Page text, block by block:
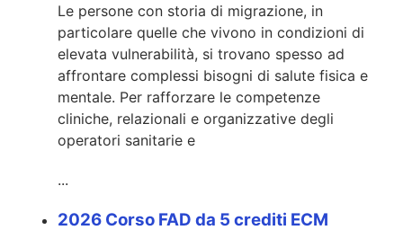
Le persone con storia di migrazione, in
particolare quelle che vivono in condizioni di
elevata vulnerabilità, si trovano spesso ad
affrontare complessi bisogni di salute fisica e
mentale. Per rafforzare le competenze
cliniche, relazionali e organizzative degli
operatori sanitarie e
...
2026 Corso FAD da 5 crediti ECM